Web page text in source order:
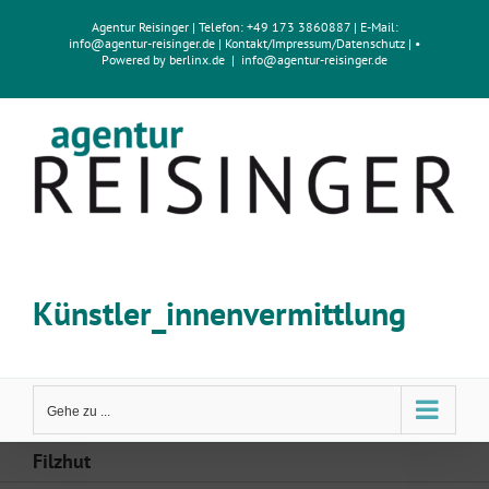
Agentur Reisinger| Telefon: +49 173 3860887 | E-Mail:
info@agentur-reisinger.de | Kontakt/Impressum/Datenschutz | •
Powered by berlinx.de | info@agentur-reisinger.de
Künstler_innenvermittlung
Gehe zu ...
Filzhut